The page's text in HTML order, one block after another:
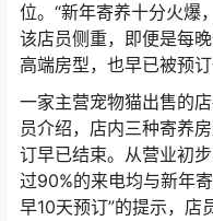
位。“新年寄养十分火爆
该店员侧重，即便是每
高端房型，也早已被预订
一家主营宠物猫出售的
员介绍，店内三种寄养
订早已结束。从营业初
过90%的来电均与新年
早10天预订”的提示，店